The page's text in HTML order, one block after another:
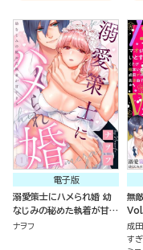
電子版
溺愛策士にハメられ婚 幼
なじみの秘めた執着が甘す
ぎる（分冊版）
ナヲフ
無
甘
成
す